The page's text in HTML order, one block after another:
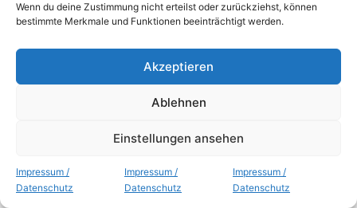
Wenn du deine Zustimmung nicht erteilst oder zurückziehst, können
bestimmte Merkmale und Funktionen beeinträchtigt werden.
Akzeptieren
Ablehnen
Einstellungen ansehen
Impressum /
Datenschutz
Impressum /
Datenschutz
Impressum /
Datenschutz
© 2025 | Alle Rechte vorbehalten
Impressum | Datenschutz | Haftungsausschluss